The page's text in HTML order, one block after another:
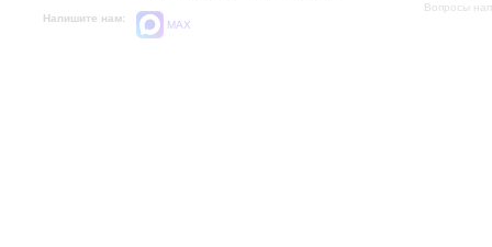
Напишите нам:
MAX
Вопросы